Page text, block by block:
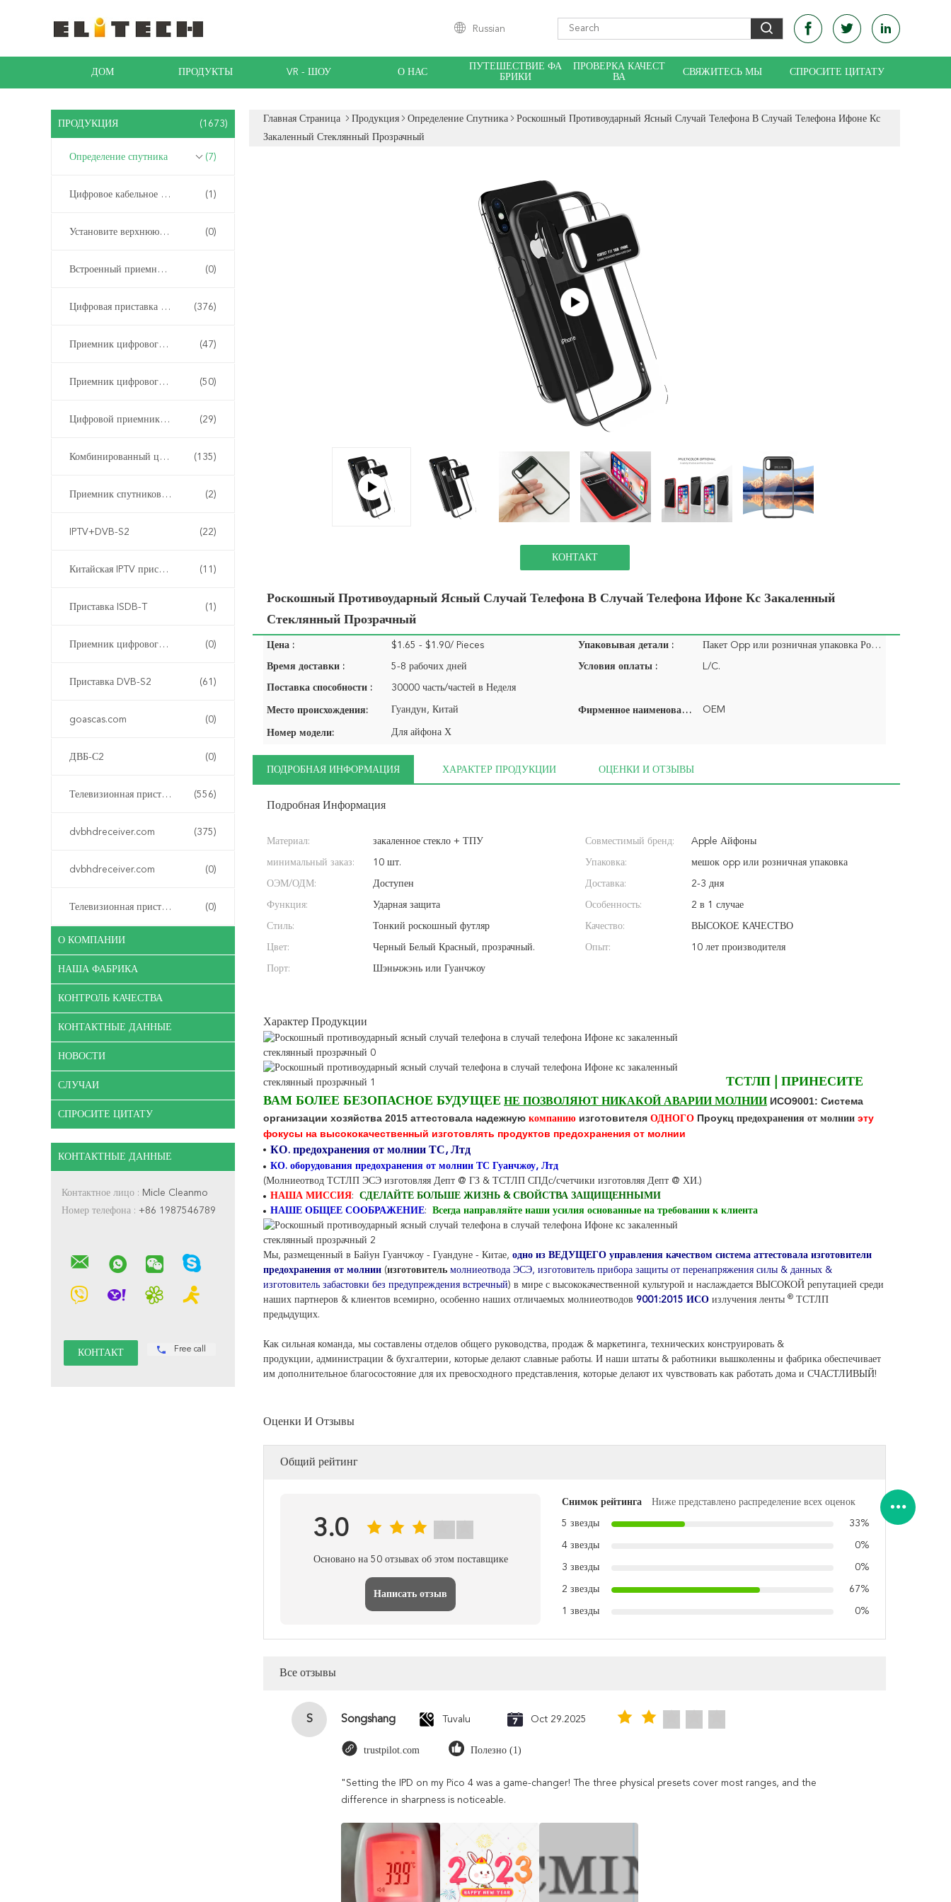
Russian
ДОМ ПРОДУКТЫ VR - ШОУ О НАС
ПУТЕШЕСТВИЕ ФА
БРИКИ
ПРОВЕРКА КАЧЕСТ
ВА
СВЯЖИТЕСЬ МЫ СПРОСИТЕ ЦИТАТУ
ПРОДУКЦИЯ (1673)
Определение спутника (7)
Цифровое кабельное телевидение (1)
Установите верхнюю коробку (0)
Встроенный приемник-декодер (0)
Цифровая приставка DVB-T2 (376)
Приемник цифрового кабельного телевидения DVB-C (47)
Приемник цифрового эфирного телевидения DVB-T2 (50)
Цифровой приемник ATSC (29)
Комбинированный цифровой ресивер (135)
Приемник спутникового телевидения DVB-S (2)
IPTV+DVB-S2 (22)
Китайская IPTV приставка (11)
Приставка ISDB-T (1)
Приемник цифрового эфирного телевидения DVB-T (0)
Приставка DVB-S2 (61)
goascas.com (0)
ДВБ-С2 (0)
Телевизионная приставка HD IPTV (556)
dvbhdreceiver.com (375)
dvbhdreceiver.com (0)
Телевизионная приставка IPTV (0)
О КОМПАНИИ
НАША ФАБРИКА
КОНТРОЛЬ КАЧЕСТВА
КОНТАКТНЫЕ ДАННЫЕ
НОВОСТИ
СЛУЧАИ
СПРОСИТЕ ЦИТАТУ
КОНТАКТНЫЕ ДАННЫЕ
Контактное лицо : Micle Cleanmo
Номер телефона : +86 1987546789
Free call
Главная Страница Продукция Определение Спутника
Роскошный Противоударный Ясный Случай Телефона В Случай Телефона Ифоне Кс
Закаленный Стеклянный Прозрачный
КОНТАКТ
Роскошный Противоударный Ясный Случай Телефона В Случай Телефона Ифоне Кс Закаленный
Стеклянный Прозрачный
Цена : $1.65 - $1.90/ Pieces Упаковывая детали : Пакет Opp или розничная упаковка Роскошный противоударный прозрачный чехол для телефона для Iphone x
Время доставки : 5-8 рабочих дней Условия оплаты : L/C.
Поставка способности : 30000 часть/частей в Неделя
Место происхождения: Гуандун, Китай Фирменное наименование: OEM
Номер модели: Для айфона Х
ПОДРОБНАЯ ИНФОРМАЦИЯ ХАРАКТЕР ПРОДУКЦИИ ОЦЕНКИ И ОТЗЫВЫ
Подробная Информация
Материал: закаленное стекло + ТПУ Совместимый бренд: Apple Айфоны
минимальный заказ: 10 шт. Упаковка: мешок opp или розничная упаковка
ОЭМ/ОДМ: Доступен Доставка: 2-3 дня
Функция: Ударная защита Особенность: 2 в 1 случае
Стиль: Тонкий роскошный футляр Качество: ВЫСОКОЕ КАЧЕСТВО
Цвет: Черный Белый Красный, прозрачный. Опыт: 10 лет производителя
Порт: Шэньчжэнь или Гуанчжоу
Характер Продукции
ТСТЛП | ПРИНЕСИТЕ
ВАМ БОЛЕЕ БЕЗОПАСНОЕ БУДУЩЕЕ НЕ ПОЗВОЛЯЮТ НИКАКОЙ АВАРИИ МОЛНИИ ИСО9001: Система
организации хозяйства 2015 аттестовала надежную компанию изготовителя ОДНОГО Проукц предохранения от молнии эту
фокусы на высококачественный изготовлять продуктов предохранения от молнии
КО. предохранения от молнии ТС, Лтд
КО. оборудования предохранения от молнии ТС Гуанчжоу, Лтд
(Молниеотвод ТСТЛП ЭСЭ изготовляя Депт @ ГЗ & ТСТЛП СПДс/счетчики изготовляя Депт @ ХИ.)
НАША МИССИЯ: СДЕЛАЙТЕ БОЛЬШЕ ЖИЗНЬ & СВОЙСТВА ЗАЩИЩЕННЫМИ
НАШЕ ОБЩЕЕ СООБРАЖЕНИЕ: Всегда направляйте наши усилия основанные на требовании к клиента
Мы, размещенный в Байун Гуанчжоу - Гуандуне - Китае, одно из ВЕДУЩЕГО управления качеством система аттестовала изготовители
предохранения от молнии (изготовитель молниеотвода ЭСЭ, изготовитель прибора защиты от перенапряжения силы & данных &
изготовитель забастовки без предупреждения встречный) в мире с высококачественной культурой и наслаждается ВЫСОКОЙ репутацией среди
наших партнеров & клиентов всемирно, особенно наших отличаемых молниеотводов 9001:2015 ИСО излучения ленты ® ТСТЛП
предыдущих.
Как сильная команда, мы составлены отделов общего руководства, продаж & маркетинга, технических конструировать &
продукции, администрации & бухгалтерии, которые делают славные работы. И наши штаты & работники вышколенны и фабрика обеспечивает
им дополнительное благосостояние для их превосходного представления, которые делают их чувствовать как работать дома и СЧАСТЛИВЫЙ!
Оценки И Отзывы
Общий рейтинг
3.0
Основано на 50 отзывах об этом поставщике
Написать отзыв
Снимок рейтинга Ниже представлено распределение всех оценок
5 звезды 33%
4 звезды 0%
3 звезды 0%
2 звезды 67%
1 звезды 0%
Все отзывы
S Songshang Tuvalu Oct 29.2025
trustpilot.com Полезно (1)
"Setting the IPD on my Pico 4 was a game-changer! The three physical presets cover most ranges, and the
difference in sharpness is noticeable.